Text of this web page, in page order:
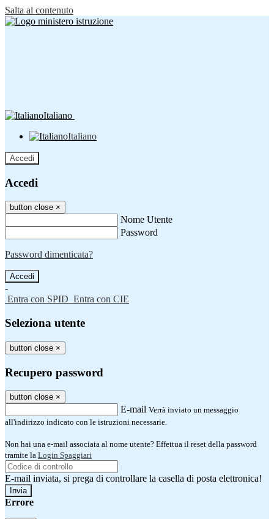
Salta al contenuto
Italiano
Italiano
Accedi
Accedi
button close ×
Nome Utente
Password
Password dimenticata?
-
Entra con SPID Entra con CIE
Seleziona utente
button close ×
Recupero password
button close ×
E-mail Verrà inviato un messaggio
all'indirizzo indicato con le istruzioni necessarie.
Non hai una e-mail associata al nome utente? Effettua il reset della password
tramite la Login Spaggiari
E-mail inviata, si prega di controllare la casella di posta elettronica!
Errore